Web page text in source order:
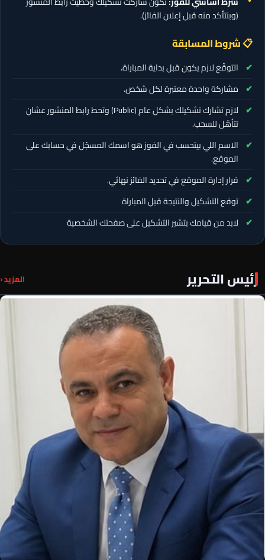
(وبنتأكد منه قبل إعلان الفائز).
📋 شروط المسابقة
التوقّع لازم يكون قبل بداية المباراة.
مشاركة واحدة معتبرة لكل شخص.
لازم تشارك تشكيلك بشكل عام (Public) وتحط رابط المنشور عشان
تتأهّل للسحب.
الاسم اللي بيتحسب في الفوز هو اسمك المسجّل في حسابك على
الموقع.
قرار إدارة الموقع في تحديد الفائز نهائي.
توقع التشكيل والنتيجة قبل المباراة
لابد من قيامك بتشير التشكيل على صفحتك الشخصية
رئيس التحرير المزيد ‹